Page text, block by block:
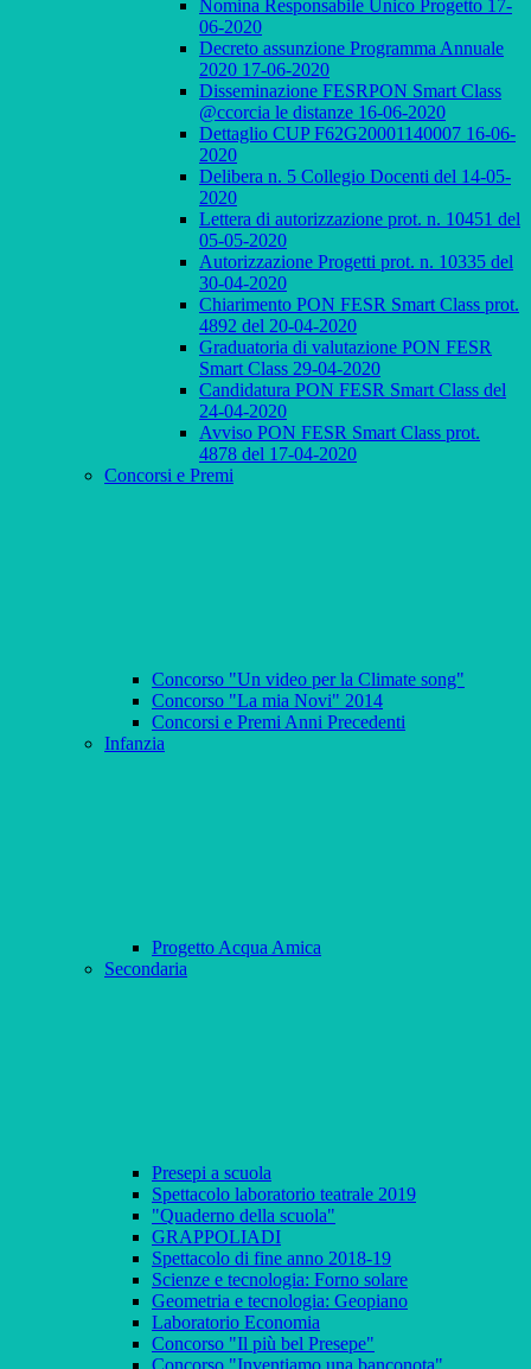
Nomina Responsabile Unico Progetto 17-
06-2020
Decreto assunzione Programma Annuale
2020 17-06-2020
Disseminazione FESRPON Smart Class
@ccorcia le distanze 16-06-2020
Dettaglio CUP F62G20001140007 16-06-
2020
Delibera n. 5 Collegio Docenti del 14-05-
2020
Lettera di autorizzazione prot. n. 10451 del
05-05-2020
Autorizzazione Progetti prot. n. 10335 del
30-04-2020
Chiarimento PON FESR Smart Class prot.
4892 del 20-04-2020
Graduatoria di valutazione PON FESR
Smart Class 29-04-2020
Candidatura PON FESR Smart Class del
24-04-2020
Avviso PON FESR Smart Class prot.
4878 del 17-04-2020
Concorsi e Premi
Concorso "Un video per la Climate song"
Concorso "La mia Novi" 2014
Concorsi e Premi Anni Precedenti
Infanzia
Progetto Acqua Amica
Secondaria
Presepi a scuola
Spettacolo laboratorio teatrale 2019
"Quaderno della scuola"
GRAPPOLIADI
Spettacolo di fine anno 2018-19
Scienze e tecnologia: Forno solare
Geometria e tecnologia: Geopiano
Laboratorio Economia
Concorso "Il più bel Presepe"